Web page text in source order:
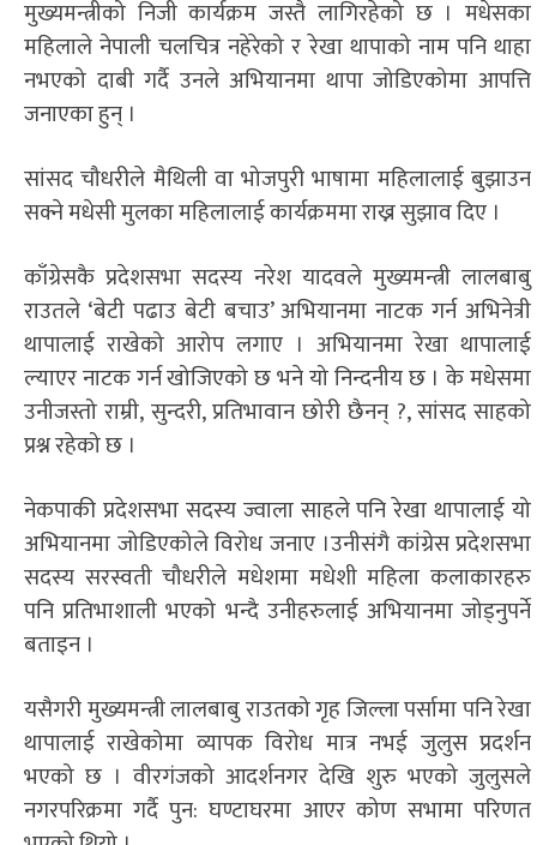
मुख्यमन्त्रीको निजी कार्यक्रम जस्तै लागिरहेको छ । मधेसका
महिलाले नेपाली चलचित्र नहेरेको र रेखा थापाको नाम पनि थाहा
नभएको दाबी गर्दै उनले अभियानमा थापा जोडिएकोमा आपत्ति
जनाएका हुन् ।
सांसद चौधरीले मैथिली वा भोजपुरी भाषामा महिलालाई बुझाउन
सक्ने मधेसी मुलका महिलालाई कार्यक्रममा राख्न सुझाव दिए ।
काँग्रेसकै प्रदेशसभा सदस्य नरेश यादवले मुख्यमन्त्री लालबाबु
राउतले ‘बेटी पढाउ बेटी बचाउ’ अभियानमा नाटक गर्न अभिनेत्री
थापालाई राखेको आरोप लगाए । अभियानमा रेखा थापालाई
ल्याएर नाटक गर्न खोजिएको छ भने यो निन्दनीय छ । के मधेसमा
उनीजस्तो राम्री, सुन्दरी, प्रतिभावान छोरी छैनन् ?, सांसद साहको
प्रश्न रहेको छ ।
नेकपाकी प्रदेशसभा सदस्य ज्वाला साहले पनि रेखा थापालाई यो
अभियानमा जोडिएकोले विरोध जनाए ।उनीसंगै कांग्रेस प्रदेशसभा
सदस्य सरस्वती चौधरीले मधेशमा मधेशी महिला कलाकारहरु
पनि प्रतिभाशाली भएको भन्दै उनीहरुलाई अभियानमा जोड्नुपर्ने
बताइन ।
यसैगरी मुख्यमन्त्री लालबाबु राउतको गृह जिल्ला पर्सामा पनि रेखा
थापालाई राखेकोमा व्यापक विरोध मात्र नभई जुलुस प्रदर्शन
भएको छ । वीरगंजको आदर्शनगर देखि शुरु भएको जुलुसले
नगरपरिक्रमा गर्दै पुन: घण्टाघरमा आएर कोण सभामा परिणत